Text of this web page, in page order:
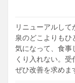
リニューアルし
泉のどこよりもひ
気になって、食事
くり入れない。
ぜひ改善を求めま